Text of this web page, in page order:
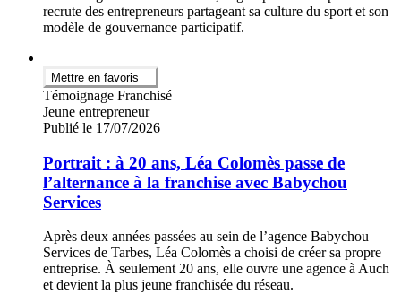
recrute des entrepreneurs partageant sa culture du sport et son
modèle de gouvernance participatif.
Mettre en favoris
Témoignage Franchisé
Jeune entrepreneur
Publié le 17/07/2026
Portrait : à 20 ans, Léa Colomès passe de
l’alternance à la franchise avec Babychou
Services
Après deux années passées au sein de l’agence Babychou
Services de Tarbes, Léa Colomès a choisi de créer sa propre
entreprise. À seulement 20 ans, elle ouvre une agence à Auch
et devient la plus jeune franchisée du réseau.